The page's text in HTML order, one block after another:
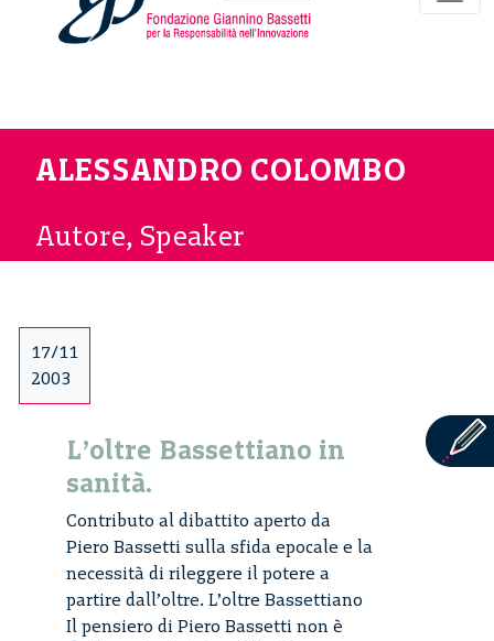
ALESSANDRO COLOMBO
Autore, Speaker
17/11
2003
L’oltre Bassettiano in
sanità.
Contributo al dibattito aperto da
Piero Bassetti sulla sfida epocale e la
necessità di rileggere il potere a
partire dall’oltre. L’oltre Bassettiano
Il pensiero di Piero Bassetti non è